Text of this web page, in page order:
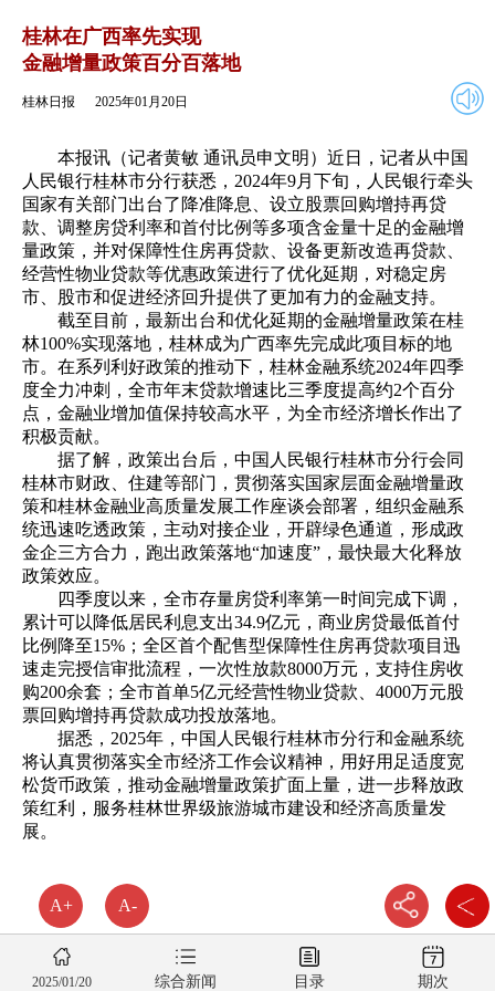
A+ A-
返回 2025年01月20日
桂林在广西率先实现
金融增量政策百分百落地
桂林日报 2025年01月20日
本报讯（记者黄敏 通讯员申文明）近日，记者从中国
人民银行桂林市分行获悉，2024年9月下旬，人民银行牵头
国家有关部门出台了降准降息、设立股票回购增持再贷
款、调整房贷利率和首付比例等多项含金量十足的金融增
量政策，并对保障性住房再贷款、设备更新改造再贷款、
经营性物业贷款等优惠政策进行了优化延期，对稳定房
市、股市和促进经济回升提供了更加有力的金融支持。
截至目前，最新出台和优化延期的金融增量政策在桂
林100%实现落地，桂林成为广西率先完成此项目标的地
市。在系列利好政策的推动下，桂林金融系统2024年四季
度全力冲刺，全市年末贷款增速比三季度提高约2个百分
点，金融业增加值保持较高水平，为全市经济增长作出了
积极贡献。
据了解，政策出台后，中国人民银行桂林市分行会同
桂林市财政、住建等部门，贯彻落实国家层面金融增量政
策和桂林金融业高质量发展工作座谈会部署，组织金融系
统迅速吃透政策，主动对接企业，开辟绿色通道，形成政
金企三方合力，跑出政策落地“加速度”，最快最大化释放
政策效应。
四季度以来，全市存量房贷利率第一时间完成下调，
累计可以降低居民利息支出34.9亿元，商业房贷最低首付
比例降至15%；全区首个配售型保障性住房再贷款项目迅
速走完授信审批流程，一次性放款8000万元，支持住房收
购200余套；全市首单5亿元经营性物业贷款、4000万元股
票回购增持再贷款成功投放落地。
据悉，2025年，中国人民银行桂林市分行和金融系统
将认真贯彻落实全市经济工作会议精神，用好用足适度宽
松货币政策，推动金融增量政策扩面上量，进一步释放政
策红利，服务桂林世界级旅游城市建设和经济高质量发
展。
2025/01/20 综合新闻 目录 期次